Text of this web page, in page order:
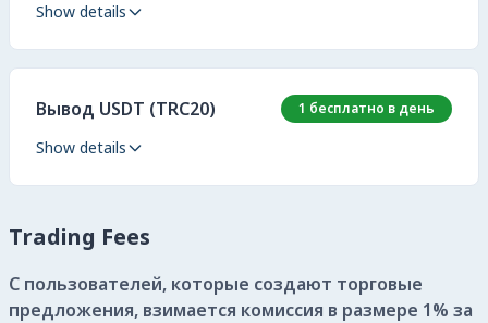
Show details
Вывод USDT (TRC20) 1 бесплатно в день
Show details
Trading Fees
С пользователей, которые создают торговые
предложения, взимается комиссия в размере 1% за